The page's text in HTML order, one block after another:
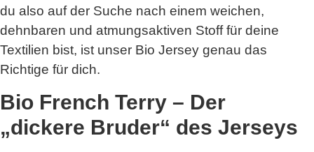
du also auf der Suche nach einem weichen,
dehnbaren und atmungsaktiven Stoff für deine
Textilien bist, ist unser Bio Jersey genau das
Richtige für dich.
Bio French Terry – Der
„dickere Bruder“ des Jerseys